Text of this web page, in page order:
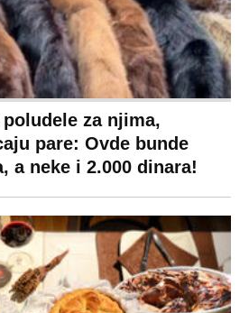
trpezu ove godine treba
novca: Nečija cela
20 gostiju
SPORT
Košarka
Ostali sportovi
Navijači
Showtime
VIRALNO
Svaštara
Tiktok